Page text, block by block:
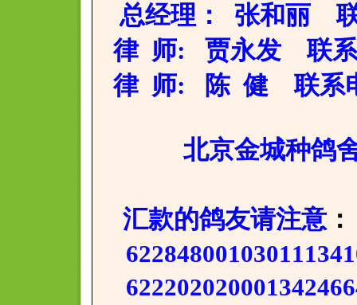
总经理： 张和丽 联
律 师: 贾永发 联系
律 师: 陈 健 联系电
北京金城种鸽舍:
汇款的鸽友请注意 ：